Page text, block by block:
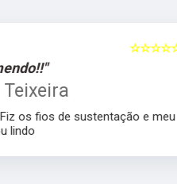
☆☆☆☆☆
os fios de sustentação e meu
lindo